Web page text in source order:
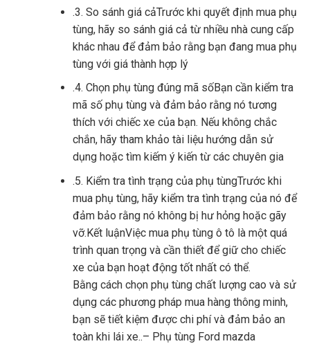
.3. So sánh giá cảTrước khi quyết định mua phụ
tùng, hãy so sánh giá cả từ nhiều nhà cung cấp
khác nhau để đảm bảo rằng bạn đang mua phụ
tùng với giá thành hợp lý
.4. Chọn phụ tùng đúng mã sốBạn cần kiểm tra
mã số phụ tùng và đảm bảo rằng nó tương
thích với chiếc xe của bạn. Nếu không chắc
chắn, hãy tham khảo tài liệu hướng dẫn sử
dụng hoặc tìm kiếm ý kiến ​​từ các chuyên gia
.5. Kiểm tra tình trạng của phụ tùngTrước khi
mua phụ tùng, hãy kiểm tra tình trạng của nó để
đảm bảo rằng nó không bị hư hỏng hoặc gãy
vỡ.Kết luậnViệc mua phụ tùng ô tô là một quá
trình quan trọng và cần thiết để giữ cho chiếc
xe của bạn hoạt động tốt nhất có thể.
Bằng cách chọn phụ tùng chất lượng cao và sử
dụng các phương pháp mua hàng thông minh,
bạn sẽ tiết kiệm được chi phí và đảm bảo an
toàn khi lái xe..– Phụ tùng Ford mazda